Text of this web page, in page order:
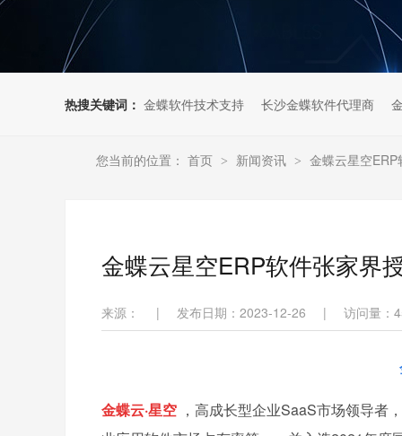
热搜关键词： 金蝶软件技术支持 长沙金蝶软件代理商
您当前的位置： 首页 > 新闻资讯 > 金蝶云星空
金蝶云星空ERP软件张家界
来源： | 发布日期：2023-12-26 | 访问量：
金蝶云·星空 ，高成长型企业SaaS市场领导者